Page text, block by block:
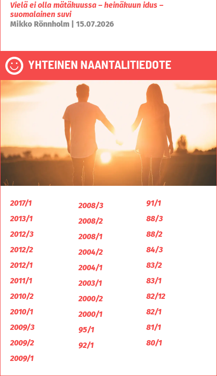
Vielä ei olla mätäkuussa – heinäkuun idus –
suomalainen suvi
Mikko Rönnholm | 15.07.2026
YHTEINEN NAANTALITIEDOTE
2017/1
2013/1
2012/3
2012/2
2012/1
2011/1
2010/2
2010/1
2009/3
2009/2
2009/1
2008/3
2008/2
2008/1
2004/2
2004/1
2003/1
2000/2
2000/1
95/1
92/1
91/1
88/3
88/2
84/3
83/2
83/1
82/12
82/1
81/1
80/1